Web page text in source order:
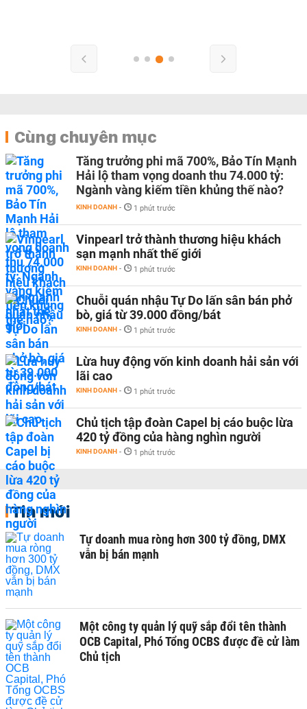
Cùng chuyên mục
Tăng trưởng phi mã 700%, Bảo Tín Mạnh
Hải lộ tham vọng doanh thu 74.000 tỷ:
Ngành vàng kiếm tiền khủng thế nào?
KINH DOANH - 1 phút trước
Vinpearl trở thành thương hiệu khách
sạn mạnh nhất thế giới
KINH DOANH - 1 phút trước
Chuỗi quán nhậu Tự Do lấn sân bán phở
bò, giá từ 39.000 đồng/bát
KINH DOANH - 1 phút trước
Lừa huy động vốn kinh doanh hải sản với
lãi cao
KINH DOANH - 1 phút trước
Chủ tịch tập đoàn Capel bị cáo buộc lừa
420 tỷ đồng của hàng nghìn người
KINH DOANH - 1 phút trước
Tin mới
Tự doanh mua ròng hơn 300 tỷ đồng, DMX
vẫn bị bán mạnh
Một công ty quản lý quỹ sắp đổi tên thành
OCB Capital, Phó Tổng OCBS được đề cử làm
Chủ tịch